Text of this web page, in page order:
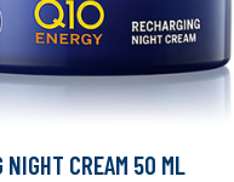
NIGHT CREAM 50 ML